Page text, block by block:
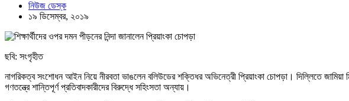
নিউজ ডেস্ক
১৯ ডিসেম্বর, ২০১৯
ছবি: সংগৃহীত
নাগরিকত্ব সংশোধন আইন নিয়ে নীরবতা ভাঙলেন বলিউডের শক্তিধর অভিনেত্রী প্রিয়াংকা চোপড়া। দিল্লিতে জামিয়া
গণতন্ত্রে শান্তিপূর্ণ প্রতিবাদকারীদের বিরুদ্ধে সহিংসতা অন্যায়।